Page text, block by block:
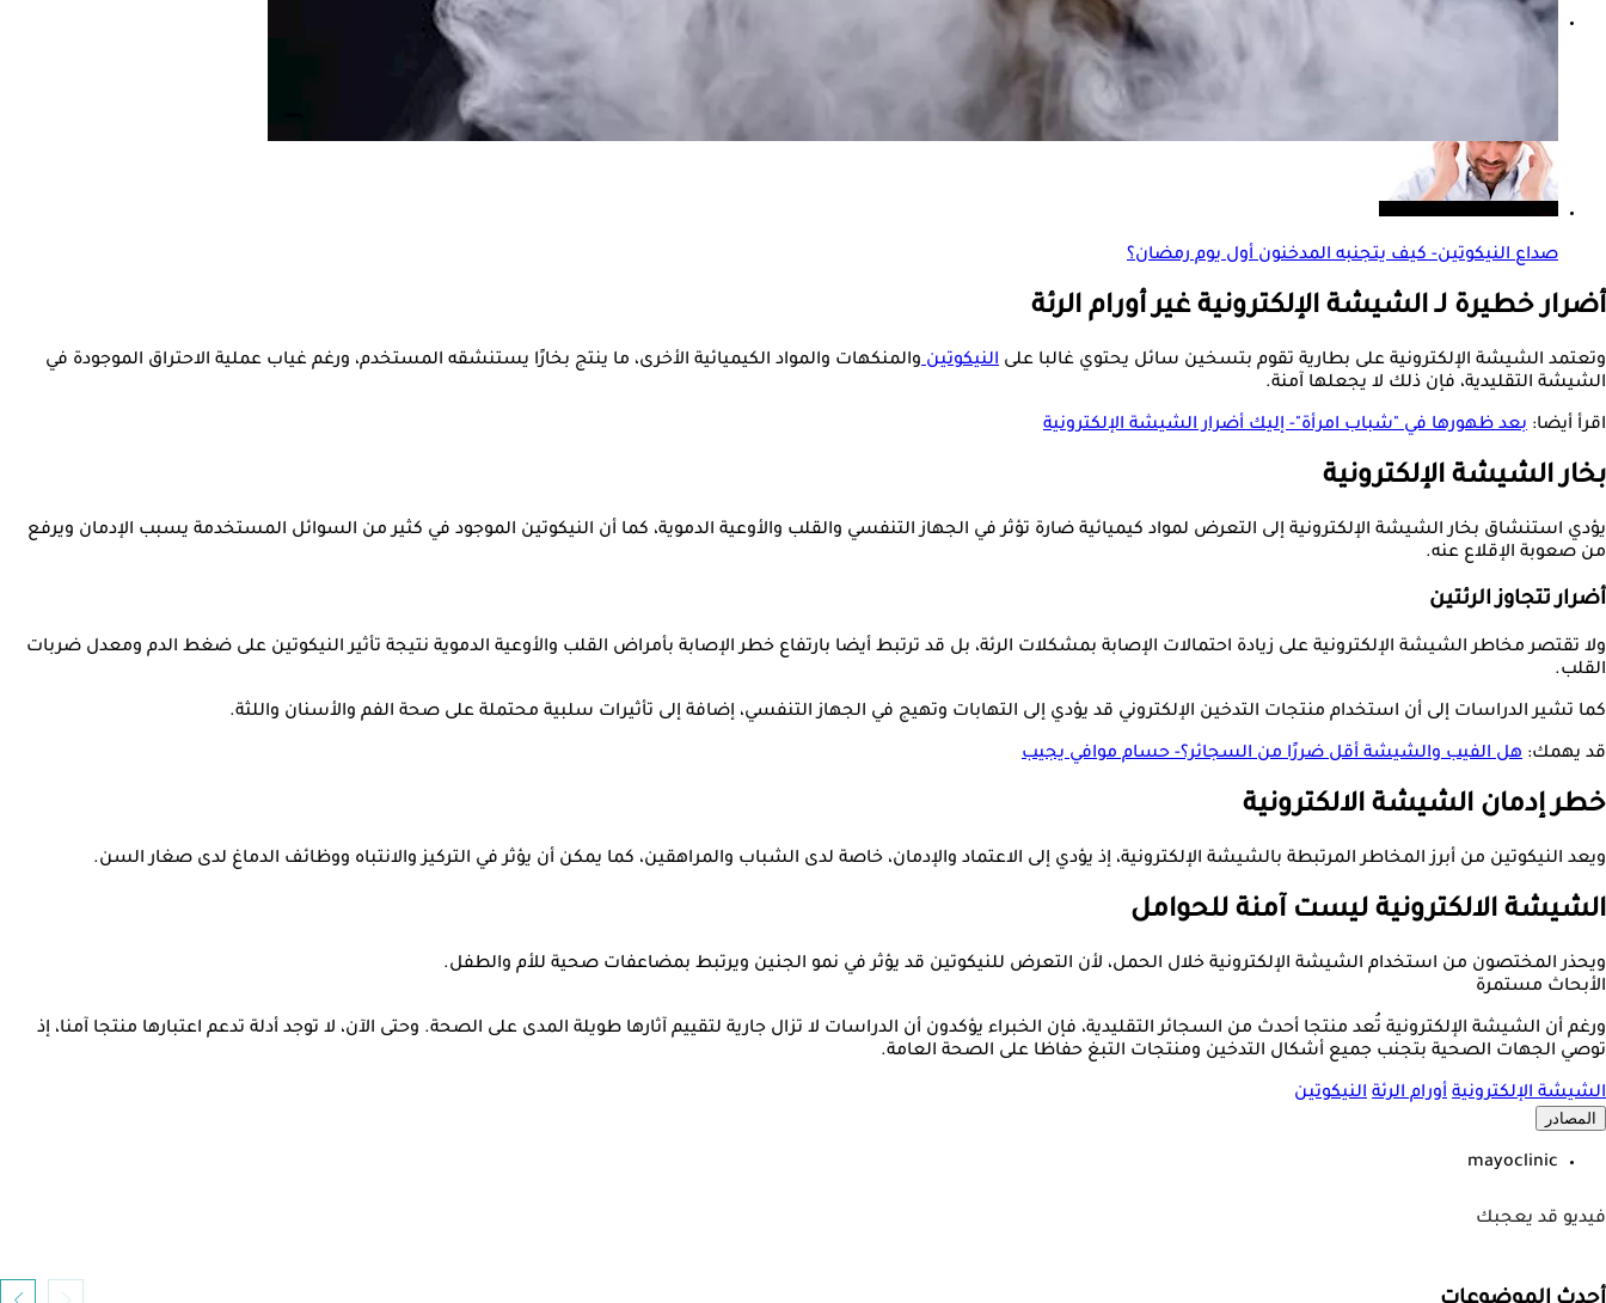
التدخين والسرطان- حسام موافي يوضح أخطر مادة في السجائر
صداع النيكوتين- كيف يتجنبه المدخنون أول يوم رمضان؟
أضرار خطيرة لـ الشيشة الإلكترونية غير أورام الرئة
وتعتمد الشيشة الإلكترونية على بطارية تقوم بتسخين سائل يحتوي غالبا على النيكوتينوالمنكهات والمواد الكيميائية الأخرى، ما ينتج بخارًا يستنشقه المستخدم، ورغم غياب عملية الاحتراق الموجودة في
الشيشة التقليدية، فإن ذلك لا يجعلها آمنة.
اقرأ أيضا: بعد ظهورها في "شباب امرأة"- إليك أضرار الشيشة الإلكترونية
بخار الشيشة الإلكترونية
يؤدي استنشاق بخار الشيشة الإلكترونية إلى التعرض لمواد كيميائية ضارة تؤثر في الجهاز التنفسي والقلب والأوعية الدموية، كما أن النيكوتين الموجود في كثير من السوائل المستخدمة يسبب الإدمان ويرفع
من صعوبة الإقلاع عنه.
أضرار تتجاوز الرئتين
ولا تقتصر مخاطر الشيشة الإلكترونية على زيادة احتمالات الإصابة بمشكلات الرئة، بل قد ترتبط أيضا بارتفاع خطر الإصابة بأمراض القلب والأوعية الدموية نتيجة تأثير النيكوتين على ضغط الدم ومعدل ضربات
القلب.
كما تشير الدراسات إلى أن استخدام منتجات التدخين الإلكتروني قد يؤدي إلى التهابات وتهيج في الجهاز التنفسي، إضافة إلى تأثيرات سلبية محتملة على صحة الفم والأسنان واللثة.
قد يهمك: هل الفيب والشيشة أقل ضررًا من السجائر؟- حسام موافي يجيب
خطر إدمان الشيشة الالكترونية
ويعد النيكوتين من أبرز المخاطر المرتبطة بالشيشة الإلكترونية، إذ يؤدي إلى الاعتماد والإدمان، خاصة لدى الشباب والمراهقين، كما يمكن أن يؤثر في التركيز والانتباه ووظائف الدماغ لدى صغار السن.
الشيشة الالكترونية ليست آمنة للحوامل
ويحذر المختصون من استخدام الشيشة الإلكترونية خلال الحمل، لأن التعرض للنيكوتين قد يؤثر في نمو الجنين ويرتبط بمضاعفات صحية للأم والطفل.
الأبحاث مستمرة
ورغم أن الشيشة الإلكترونية تُعد منتجا أحدث من السجائر التقليدية، فإن الخبراء يؤكدون أن الدراسات لا تزال جارية لتقييم آثارها طويلة المدى على الصحة. وحتى الآن، لا توجد أدلة تدعم اعتبارها منتجا آمنا، إذ
توصي الجهات الصحية بتجنب جميع أشكال التدخين ومنتجات التبغ حفاظا على الصحة العامة.
الشيشة الإلكترونية أورام الرئة النيكوتين
المصادر
mayoclinic
فيديو قد يعجبك